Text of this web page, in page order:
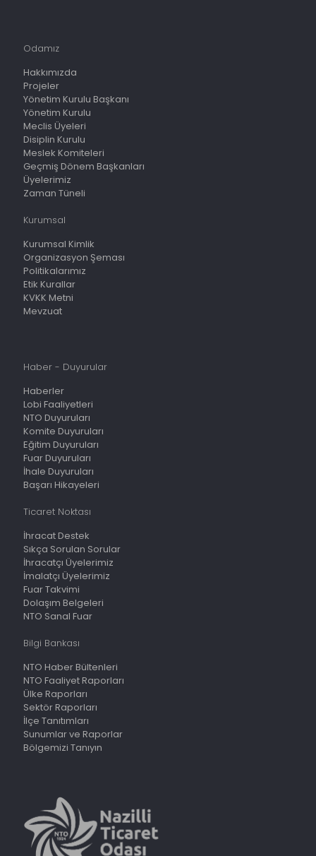
Odamız
Hakkımızda
Projeler
Yönetim Kurulu Başkanı
Yönetim Kurulu
Meclis Üyeleri
Disiplin Kurulu
Meslek Komiteleri
Geçmiş Dönem Başkanları
Üyelerimiz
Zaman Tüneli
Kurumsal
Kurumsal Kimlik
Organizasyon Şeması
Politikalarımız
Etik Kurallar
KVKK Metni
Mevzuat
Haber - Duyurular
Haberler
Lobi Faaliyetleri
NTO Duyuruları
Komite Duyuruları
Eğitim Duyuruları
Fuar Duyuruları
İhale Duyuruları
Başarı Hikayeleri
Ticaret Noktası
İhracat Destek
Sıkça Sorulan Sorular
İhracatçı Üyelerimiz
İmalatçı Üyelerimiz
Fuar Takvimi
Dolaşım Belgeleri
NTO Sanal Fuar
Bilgi Bankası
NTO Haber Bültenleri
NTO Faaliyet Raporları
Ülke Raporları
Sektör Raporları
İlçe Tanıtımları
Sunumlar ve Raporlar
Bölgemizi Tanıyın